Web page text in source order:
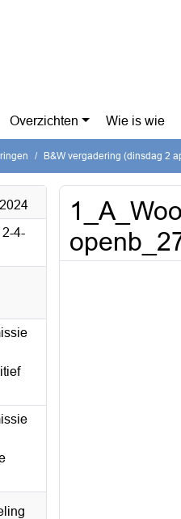
Overzichten Wie is wie
B&W vergadering (dinsdag 2
4-